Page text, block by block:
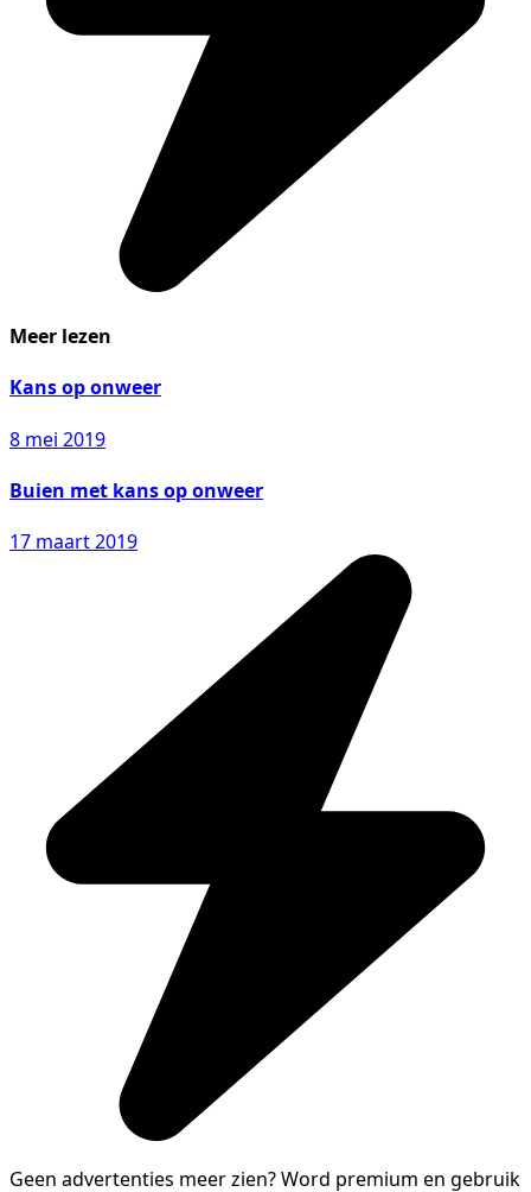
Meer lezen
Kans op onweer
8 mei 2019
Buien met kans op onweer
17 maart 2019
Geen advertenties meer zien?Word premium en gebruik